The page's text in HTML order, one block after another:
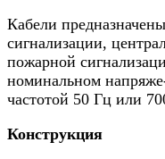
Кабели
сигнализации,
пожарной
номинальном
частотой 50 Гц или
Конструкция